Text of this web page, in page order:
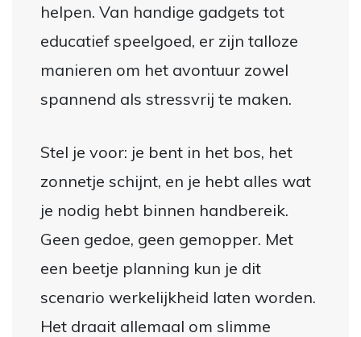
helpen. Van handige gadgets tot
educatief speelgoed, er zijn talloze
manieren om het avontuur zowel
spannend als stressvrij te maken.
Stel je voor: je bent in het bos, het
zonnetje schijnt, en je hebt alles wat
je nodig hebt binnen handbereik.
Geen gedoe, geen gemopper. Met
een beetje planning kun je dit
scenario werkelijkheid laten worden.
Het draait allemaal om slimme